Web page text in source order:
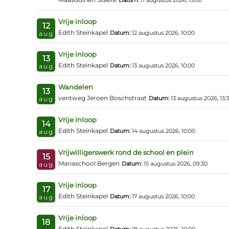
12
aug
Vrije inloop
Edith Steinkapel Datum: 12 augustus 2026, 10:00
13
aug
Vrije inloop
Edith Steinkapel Datum: 13 augustus 2026, 10:00
13
aug
Wandelen
ventweg Jeroen Boschstraat Datum: 13 augustus 2026,
14
aug
Vrije inloop
Edith Steinkapel Datum: 14 augustus 2026, 10:00
15
aug
Vrijwilligerswerk rond de school en plein
Mariaschool Bergen Datum: 15 augustus 2026, 09:30
17
aug
Vrije inloop
Edith Steinkapel Datum: 17 augustus 2026, 10:00
18 Vrije inloop